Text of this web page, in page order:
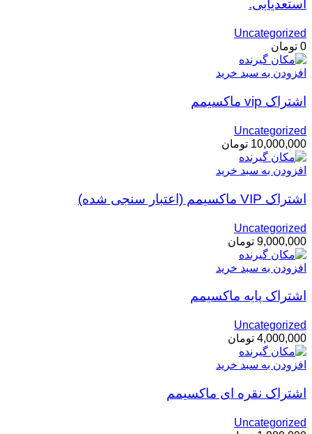
استعدیابی.
Uncategorized
0 تومان
افزودن به سبد خرید
اشتراک vip ماکسیمم
Uncategorized
10,000,000 تومان
افزودن به سبد خرید
اشتراک VIP ماکسیمم (اعتبار سنجی شده)
Uncategorized
9,000,000 تومان
افزودن به سبد خرید
اشتراک پایه ماکسیمم
Uncategorized
4,000,000 تومان
افزودن به سبد خرید
اشتراک نقره ای ماکسیمم
Uncategorized